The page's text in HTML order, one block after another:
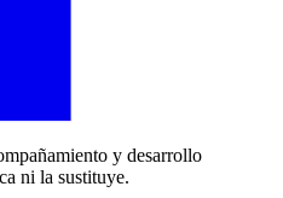
y desarrollo
ni la sustituye.